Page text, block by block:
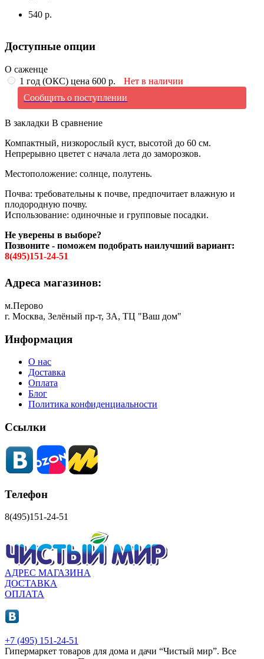
540 р.
Доступные опции
О саженце
1 год (ОКС) цена 600 р.
Нет в наличии
Сообщить о поступлении
В закладки В сравнение
Компактный, низкорослый куст, высотой до 60 см.
Непрерывно цветет с начала лета до заморозков.
Местоположение: солнце, полутень.
Почва: требовательны к почве, предпочитает влажную и
плодородную почву.
Использование: одиночные и групповые посадки.
Не уверены в выборе?
Позвоните - поможем подобрать наилучший вариант:
8(495)151-24-51
Адреса магазинов:
м.Перово
г. Москва, Зелёный пр-т, 3А, ТЦ "Ваш дом"
Информация
О нас
Доставка
Оплата
Блог
Политика конфиденциальности
Ссылки
Телефон
8(495)151-24-51
АДРЕС МАГАЗИНА
ДОСТАВКА
ОПЛАТА
+7 (495) 151-24-51
Гипермаркет товаров для дома и дачи “Чистый мир”. Все